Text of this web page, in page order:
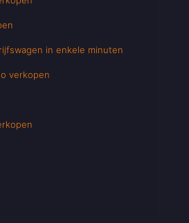
in enkele minuten
verkopen